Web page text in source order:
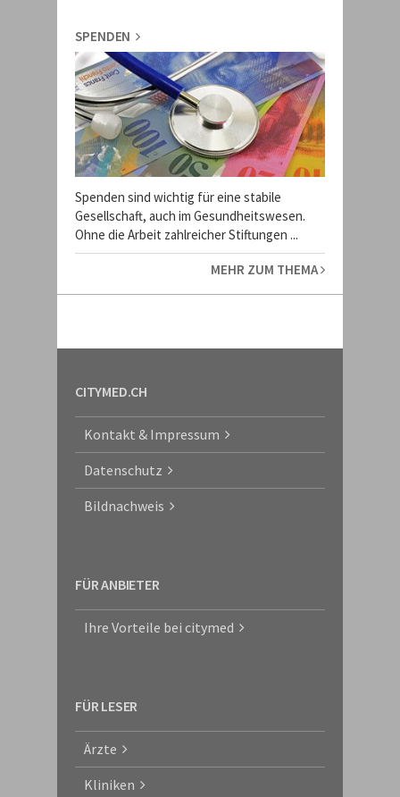
SPENDEN
Spenden sind wichtig für eine stabile
Gesellschaft, auch im Gesundheitswesen.
Ohne die Arbeit zahlreicher Stiftungen ...
MEHR ZUM THEMA
CITYMED.CH
Kontakt & Impressum
Datenschutz
Bildnachweis
FÜR ANBIETER
Ihre Vorteile bei citymed
FÜR LESER
Ärzte
Kliniken